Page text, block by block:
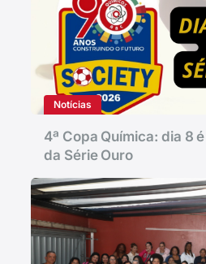
Notícias
4ª Copa Química: dia 8
da Série Ouro